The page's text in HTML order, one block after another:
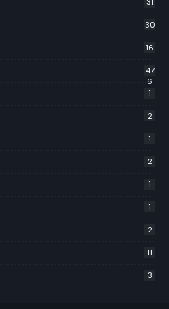
30
16
47
6
1
2
1
2
1
1
2
11
3